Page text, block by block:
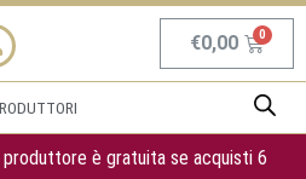
€0,00
produttore è gratuita se acquisti 6